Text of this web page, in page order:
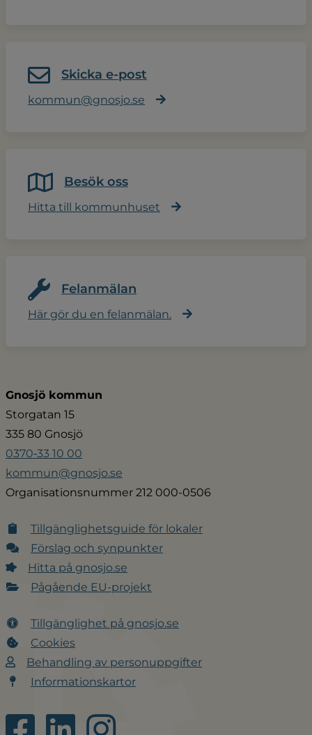
Skicka e-post
kommun@gnosjo.se
Besök oss
Hitta till kommunhuset
Felanmälan
Här gör du en felanmälan.
Gnosjö kommun
Storgatan 15
335 80 Gnosjö
0370‑33 10 00
kommun@gnosjo.se
Organisationsnummer 212 000-0506
Tillgänglighetsguide för lokaler
Förslag och synpunkter
Hitta på gnosjo.se
Pågående EU-projekt
Tillgänglighet på gnosjo.se
Cookies
Behandling av personuppgifter
Informationskartor